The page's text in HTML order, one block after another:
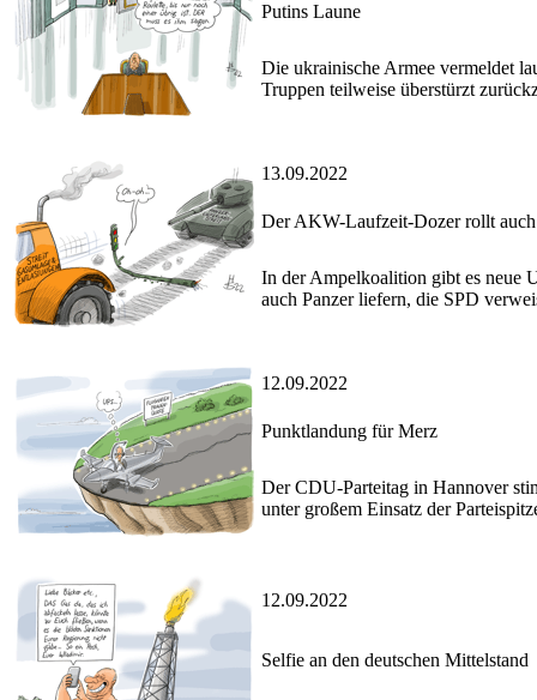
Putins Laune
Die ukrainische Armee vermeldet
Truppen teilweise überstürzt
13.09.2022
Der AKW-Laufzeit-Dozer rollt auch
In der Ampelkoalition gibt es neue
auch Panzer liefern, die SPD
12.09.2022
Punktlandung für Merz
Der CDU-Parteitag in Hannover
unter großem Einsatz der
12.09.2022
Selfie an den deutschen Mittelstand